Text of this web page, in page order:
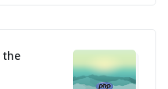
the